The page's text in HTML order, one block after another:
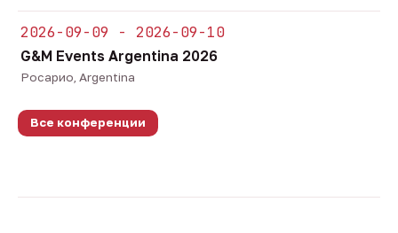
2026-09-09 - 2026-09-10
G&M Events Argentina 2026
Росарио, Argentina
Все конференции